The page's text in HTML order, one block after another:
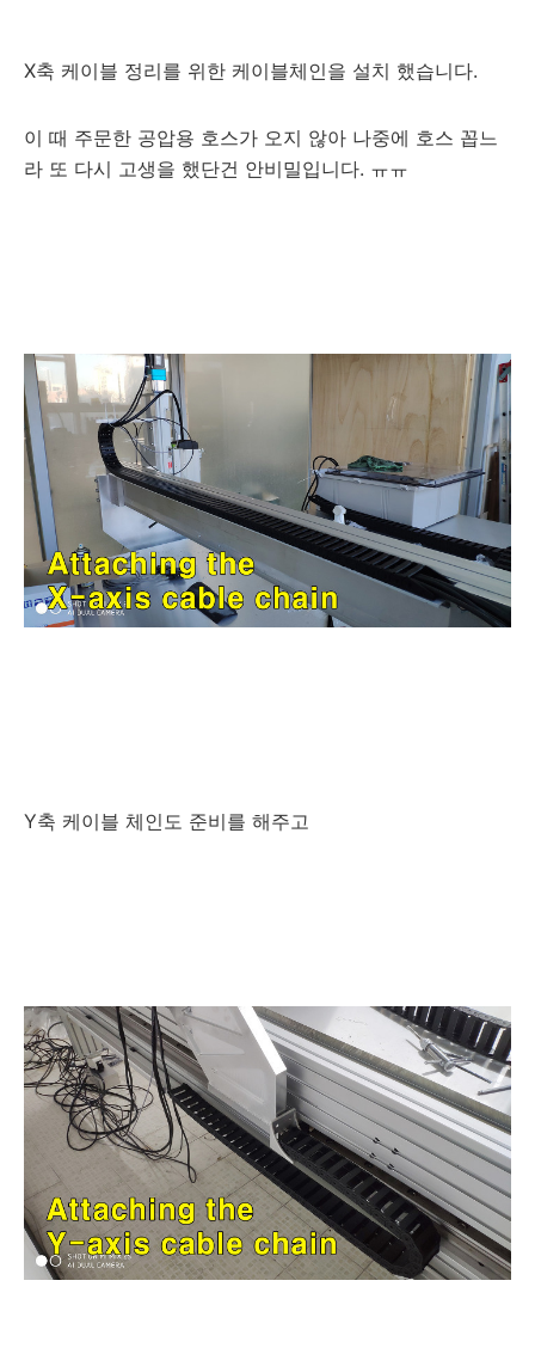
X축 케이블 정리를 위한 케이블체인을 설치 했습니다.
이 때 주문한 공압용 호스가 오지 않아 나중에 호스 꼽느
라 또 다시 고생을 했단건 안비밀입니다. ㅠㅠ
Y축 케이블 체인도 준비를 해주고